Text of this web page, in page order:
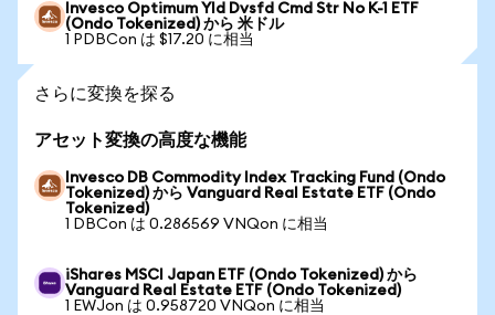
Invesco Optimum Yld Dvsfd Cmd Str No K-1 ETF
(Ondo Tokenized) から 米ドル
1 PDBCon は $17.20 に相当
さらに変換を探る
アセット変換の高度な機能
Invesco DB Commodity Index Tracking Fund (Ondo
Tokenized) から Vanguard Real Estate ETF (Ondo
Tokenized)
1 DBCon は 0.286569 VNQon に相当
iShares MSCI Japan ETF (Ondo Tokenized) から
Vanguard Real Estate ETF (Ondo Tokenized)
1 EWJon は 0.958720 VNQon に相当